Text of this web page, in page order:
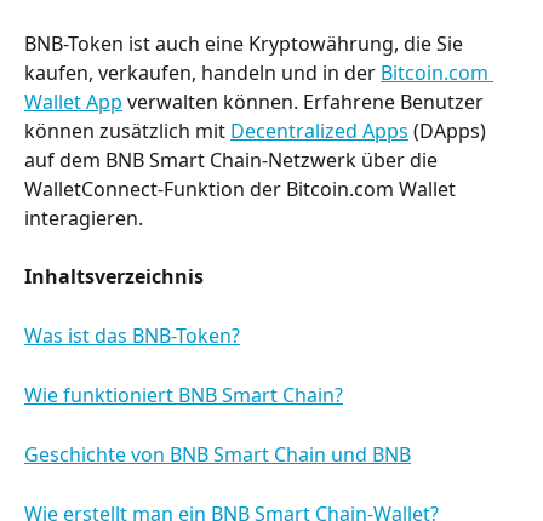
BNB-Token ist auch eine Kryptowährung, die Sie
kaufen, verkaufen, handeln und in der Bitcoin.com
Wallet App verwalten können. Erfahrene Benutzer
können zusätzlich mit Decentralized Apps (DApps)
auf dem BNB Smart Chain-Netzwerk über die
WalletConnect-Funktion der Bitcoin.com Wallet
interagieren.
Inhaltsverzeichnis
Was ist das BNB-Token?
Wie funktioniert BNB Smart Chain?
Geschichte von BNB Smart Chain und BNB
Wie erstellt man ein BNB Smart Chain-Wallet?